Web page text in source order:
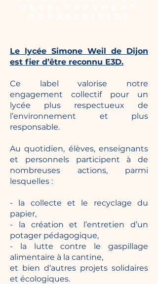
Le lycée Simone Weil de Dijon
est fier d’être reconnu E3D.
Ce label valorise notre
engagement collectif pour un
lycée plus respectueux de
l’environnement et plus
responsable.
Au quotidien, élèves, enseignants
et personnels participent à de
nombreuses actions, parmi
lesquelles :
- la collecte et le recyclage du
papier,
- la création et l’entretien d’un
potager pédagogique,
- la lutte contre le gaspillage
alimentaire à la cantine,
et bien d’autres projets solidaires
et écologiques.